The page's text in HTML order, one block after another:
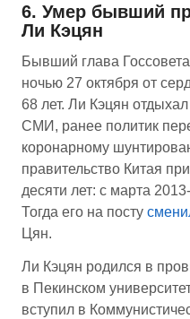
6. Умер бывший
Ли Кэцян
Бывший глава
ночью 27 октября от
68 лет. Ли Кэцян
СМИ, ранее политик
коронарному
правительство Китая
десяти лет: с марта
Тогда его на посту
Цян.
Ли Кэцян родился в
в Пекинском
вступил в